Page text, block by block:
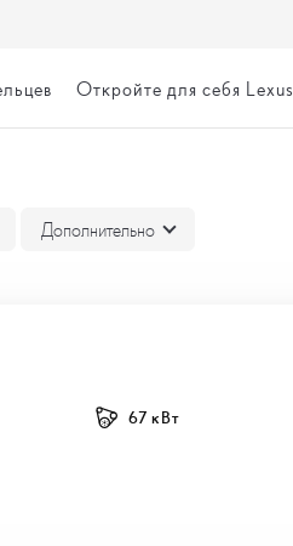
Откройте для себя Lexus
Дополнительно
67 кВт